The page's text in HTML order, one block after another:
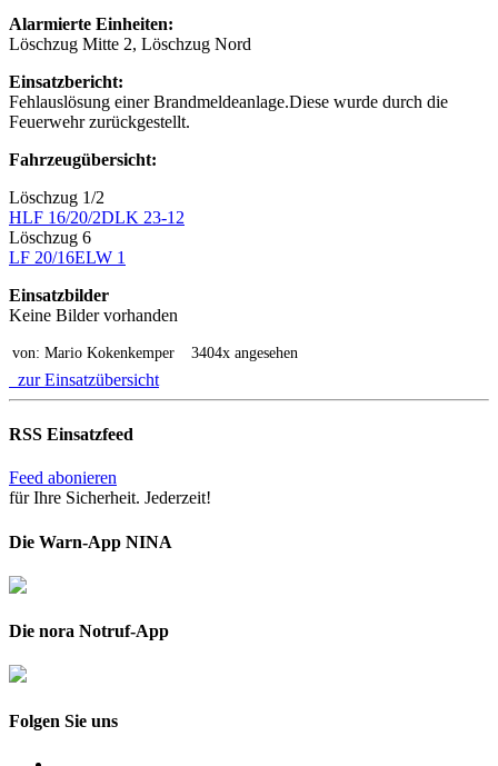
Alarmierte Einheiten:
Löschzug Mitte 2, Löschzug Nord
Einsatzbericht:
Fehlauslösung einer Brandmeldeanlage.Diese wurde durch die
Feuerwehr zurückgestellt.
Fahrzeugübersicht:
Löschzug 1/2
HLF 16/20/2DLK 23-12
Löschzug 6
LF 20/16ELW 1
Einsatzbilder
Keine Bilder vorhanden
von: Mario Kokenkemper 3404x angesehen
zur Einsatzübersicht
RSS Einsatzfeed
Feed abonieren
für Ihre Sicherheit. Jederzeit!
Die Warn-App NINA
Die nora Notruf-App
Folgen Sie uns